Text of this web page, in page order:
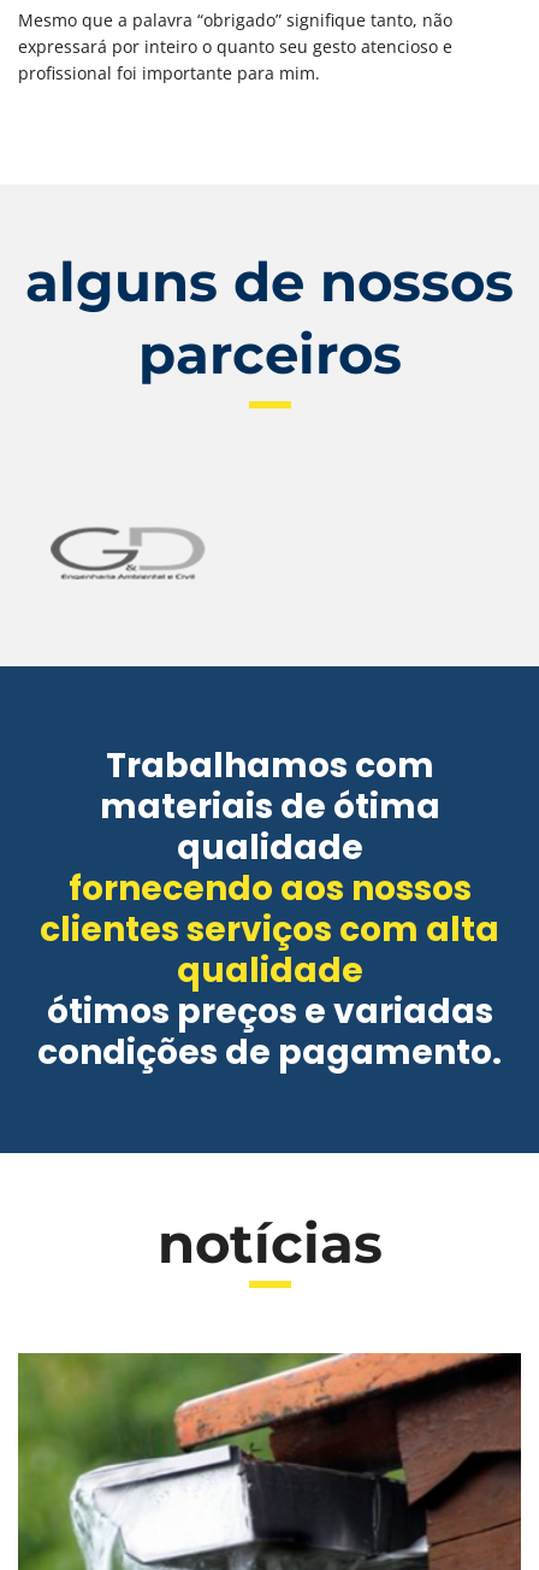
Mesmo que a palavra “obrigado” signifique tanto, não
expressará por inteiro o quanto seu gesto atencioso e
profissional foi importante para mim.
alguns de nossos
parceiros
Trabalhamos com
materiais de ótima
qualidade
fornecendo aos nossos
clientes serviços com alta
qualidade
ótimos preços e variadas
condições de pagamento.
notícias